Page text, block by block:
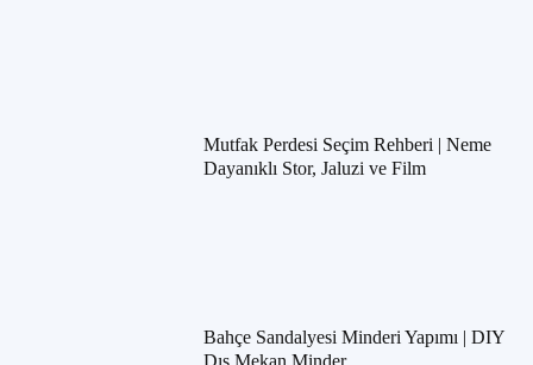
Mutfak Perdesi Seçim Rehberi | Neme
Dayanıklı Stor, Jaluzi ve Film
Bahçe Sandalyesi Minderi Yapımı | DIY